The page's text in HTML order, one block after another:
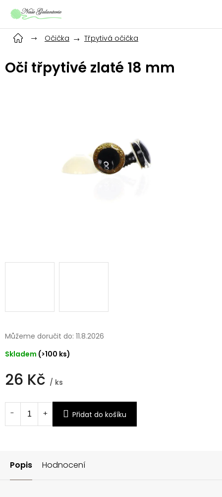
Očička
Třpytivá očička
Oči třpytivé zlaté 18 mm
26 Kč / ks
cena:
Skladem (>100 ks)
Můžeme doručit do: 11.8.2026
Přidat do košíku
Popis Hodnocení